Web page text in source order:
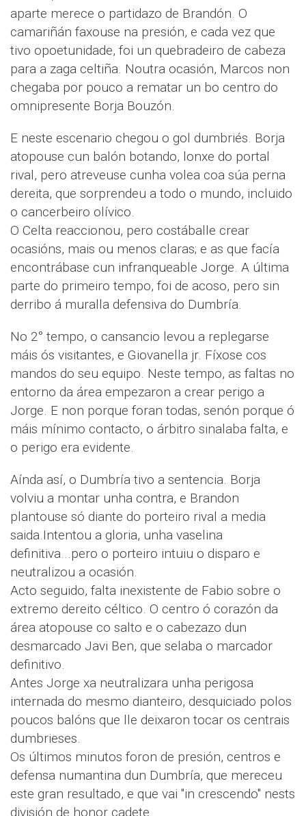
aparte merece o partidazo de Brandón. O
camariñán faxouse na presión, e cada vez que
tivo opoetunidade, foi un quebradeiro de cabeza
para a zaga celtiña. Noutra ocasión, Marcos non
chegaba por pouco a rematar un bo centro do
omnipresente Borja Bouzón.
E neste escenario chegou o gol dumbriés. Borja
atopouse cun balón botando, lonxe do portal
rival, pero atreveuse cunha volea coa súa perna
dereita, que sorprendeu a todo o mundo, incluido
o cancerbeiro olívico.
O Celta reaccionou, pero costáballe crear
ocasións, mais ou menos claras; e as que facía
encontrábase cun infranqueable Jorge. A última
parte do primeiro tempo, foi de acoso, pero sin
derribo á muralla defensiva do Dumbría.
No 2° tempo, o cansancio levou a replegarse
máis ós visitantes, e Giovanella jr. Fíxose cos
mandos do seu equipo. Neste tempo, as faltas no
entorno da área empezaron a crear perigo a
Jorge. E non porque foran todas, senón porque ó
máis mínimo contacto, o árbitro sinalaba falta, e
o perigo era evidente.
Aínda así, o Dumbría tivo a sentencia. Borja
volviu a montar unha contra, e Brandon
plantouse só diante do porteiro rival a media
saida.Intentou a gloria, unha vaselina
definitiva...pero o porteiro intuiu o disparo e
neutralizou a ocasión.
Acto seguido, falta inexistente de Fabio sobre o
extremo dereito céltico. O centro ó corazón da
área atopouse co salto e o cabezazo dun
desmarcado Javi Ben, que selaba o marcador
definitivo.
Antes Jorge xa neutralizara unha perigosa
internada do mesmo dianteiro, desquiciado polos
poucos balóns que lle deixaron tocar os centrais
dumbrieses.
Os últimos minutos foron de presión, centros e
defensa numantina dun Dumbría, que mereceu
este gran resultado, e que vai "in crescendo" nests
división de honor cadete.